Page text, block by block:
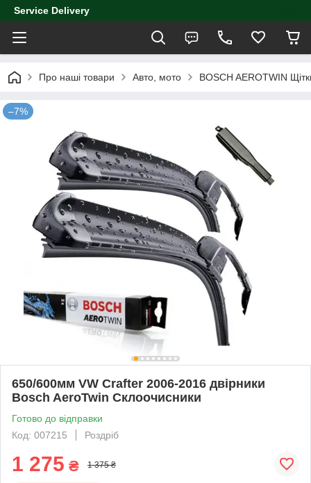
Service Delivery
Про наші товари Авто, мото BOSCH AEROTWIN
–7%
650/600мм VW Crafter 2006-2016 двірники
Bosch AeroTwin Склоочисники
Готово до відправки
Код: 007215
Роздріб
1 275 ₴ 1 375 ₴